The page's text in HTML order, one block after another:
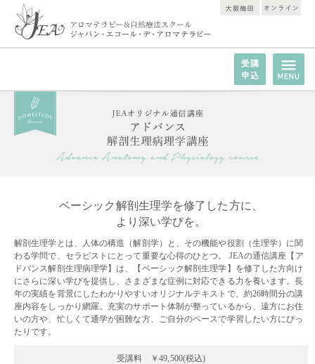
ベーシック解剖生理学を修了した方に、
より深い学びを。
解剖生理学とは、人体の構造（解剖学）と、その機能や役割（生理学）に関
わる学問で、セラピストにとって重要な心得のひとつ。 JEAの通信講座【ア
ドバンス解剖生理病理学】は、【ベーシック解剖生理学】を修了した方向け
にさらに深い学びを提供し、さまざまな症例に対応できる力を養います。長
年の実績を背景にしたわかりやすいオリジナルテキストで、約26時間分の講
座内容をしっかり網羅。充実のサポート体制が整っているから、遠方にお住
いの方や、忙しくて通学が困難な方、ご自分のペースで学習したい方にぴっ
たりです。
受講料 ￥49,500(税込)